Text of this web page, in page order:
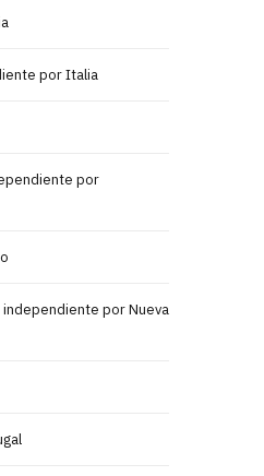
por Italia
por
independiente por Nueva